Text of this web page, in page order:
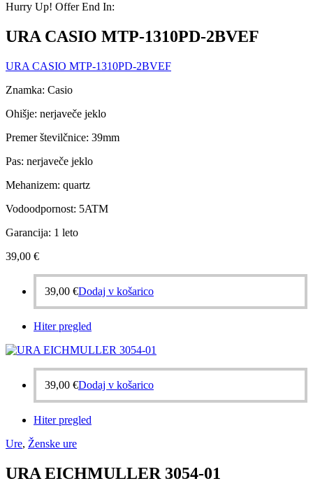
Hurry Up! Offer End In:
URA CASIO MTP-1310PD-2BVEF
URA CASIO MTP-1310PD-2BVEF
Znamka: Casio
Ohišje: nerjaveče jeklo
Premer številčnice: 39mm
Pas: nerjaveče jeklo
Mehanizem: quartz
Vodoodpornost: 5ATM
Garancija: 1 leto
39,00 €
39,00 €Dodaj v košarico
Hiter pregled
39,00 €Dodaj v košarico
Hiter pregled
Ure, Ženske ure
URA EICHMULLER 3054-01